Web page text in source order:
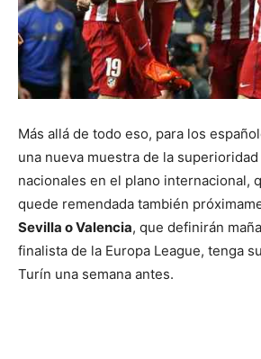
Más allá de todo eso, para los
una nueva muestra de la
nacionales en el plano internacional,
quede remendada también
Sevilla o Valencia, que definirán
finalista de la Europa League, tenga
Turín una semana antes.